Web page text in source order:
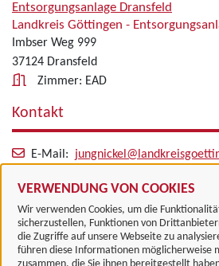
VERWENDUNG VON COOKIES
Wir verwenden Cookies, um die
sicherzustellen, Funktionen von
die Zugriffe auf unsere Webseite zu
führen diese Informationen möglicherweise
Entsorgungsanlage Dransfeld
Landkreis Göttingen -
Imbser Weg 999
37124 Dransfeld
Zimmer: EAD
Kontakt
E-Mail:
Alle zugeordneten